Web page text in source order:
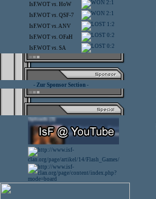
IsF.WOT vs. HoW 2:1
IsF.WOT vs. QSF-7 2:1
IsF.WOT vs.ANV 1:2
IsF.WOT vs. OFaH 0:2
IsF.WOT vs. SA 0:2
- Zur Sponsor Section -